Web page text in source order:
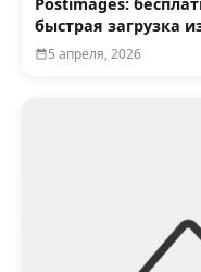
быстрая загрузка
5 апреля, 2026